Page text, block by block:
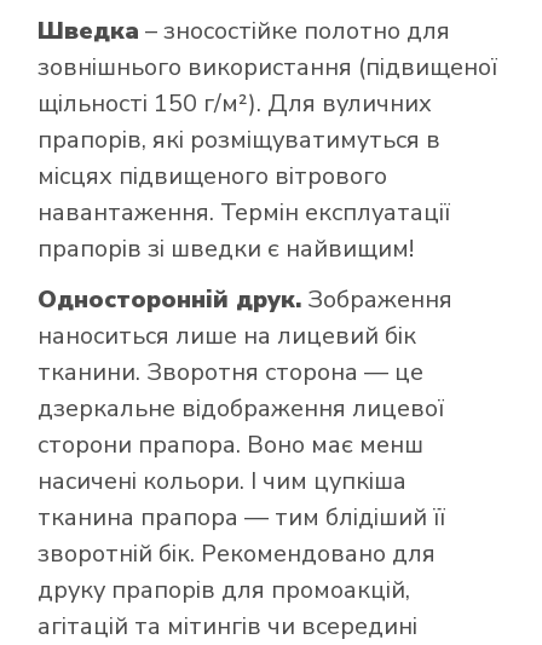
Шведка – зносостійке полотно для
зовнішнього використання (підвищеної
щільності 150 г/м²). Для вуличних
прапорів, які розміщуватимуться в
місцях підвищеного вітрового
навантаження. Термін експлуатації
прапорів зі шведки є найвищим!
Односторонній друк. Зображення
наноситься лише на лицевий бік
тканини. Зворотня сторона — це
дзеркальне відображення лицевої
сторони прапора. Воно має менш
насичені кольори. І чим цупкіша
тканина прапора — тим блідіший її
зворотній бік. Рекомендовано для
друку прапорів для промоакцій,
агітацій та мітингів чи всередині